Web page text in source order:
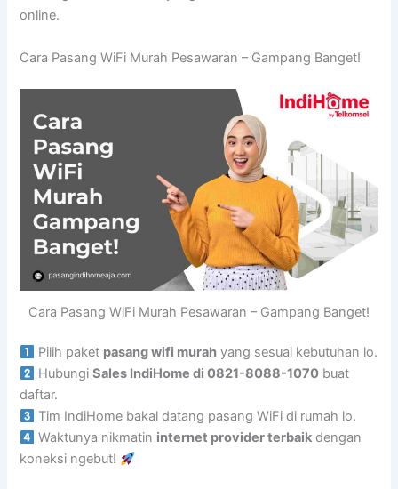
online.
Cara Pasang WiFi Murah Pesawaran – Gampang Banget!
Cara Pasang WiFi Murah Pesawaran – Gampang Banget!
Pilih paket pasang wifi murah yang sesuai kebutuhan lo.
HubungiSales IndiHome di 0821-8088-1070 buat
daftar.
Tim IndiHome bakal datang pasang WiFi di rumah lo.
Waktunya nikmatin internet provider terbaik dengan
koneksi ngebut!